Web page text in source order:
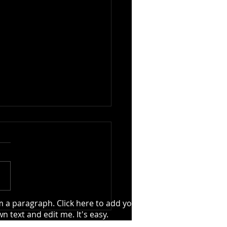
Ship's Race för 36:e
på lördag
a paragraph. Click here to add your
text and edit me. It's easy.